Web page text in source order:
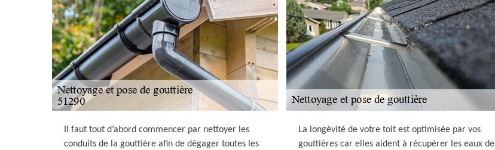
Il faut tout d’abord commencer par nettoyer les
conduits de la gouttière afin de dégager toutes les
La longévité de votre toit est optimisée par vos
gouttières car elles aident à récupérer les eaux de